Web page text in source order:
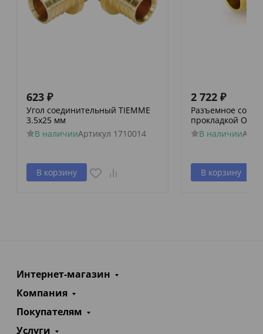
623 ₽
Угол соединительный TIEMME
3.5х25 мм
В наличииАртикул 1710014
В корзину
2 722 ₽
Разъемное
прокладкой O-
В наличии
В корзину
Интернет-магазин
Компания
Покупателям
Услуги